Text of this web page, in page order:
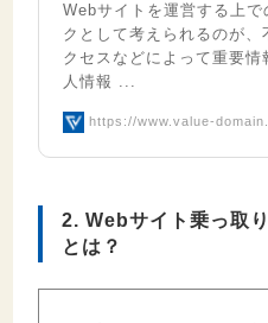
Webサイトを運営する上で
クとして考えられるのが、
クセスなどによって重要情
人情報 ...
https://www.value-
2. Webサイト乗っ取
とは？